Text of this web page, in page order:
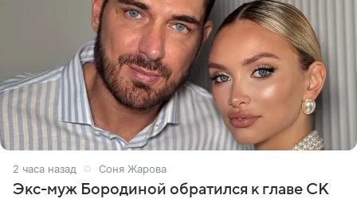
2 часа назад Соня Жарова
Экс-муж Бородиной обратился к главе СК